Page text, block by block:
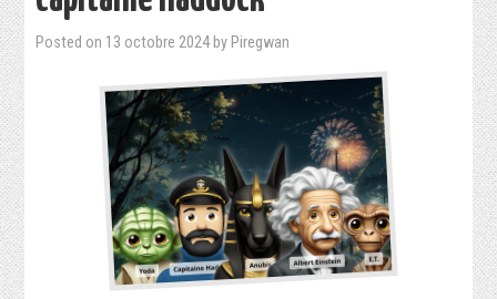
Posted on 13 octobre 2024 by Piregwan